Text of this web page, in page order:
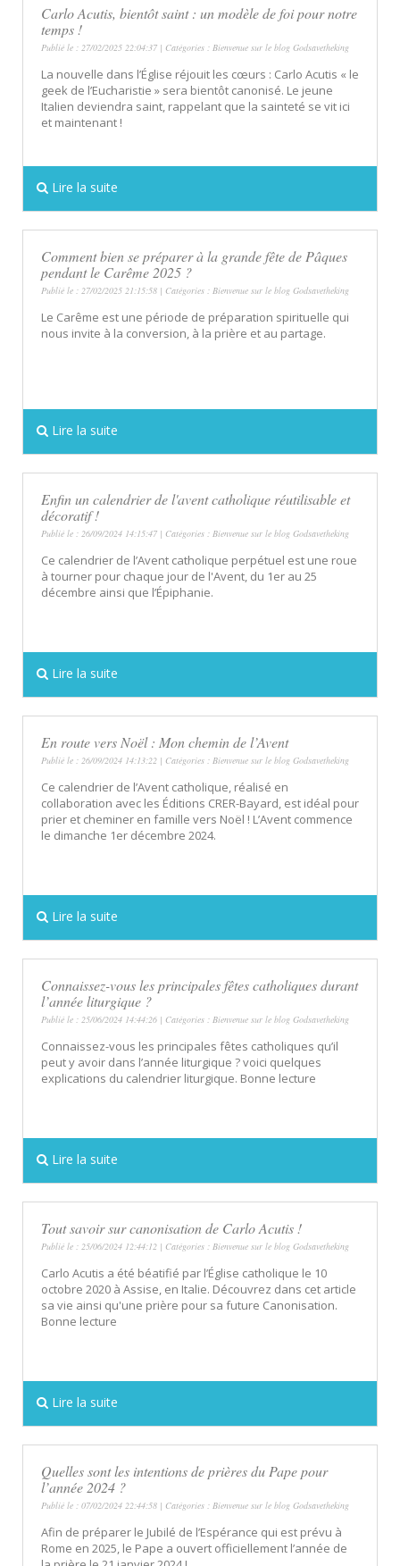
Carlo Acutis, bientôt saint : un modèle de foi pour notre
temps !
Publié le : 27/02/2025 22:04:37 | Catégories : Bienvenue sur le blog Godsavetheking
La nouvelle dans l’Église réjouit les cœurs : Carlo Acutis « le
geek de l’Eucharistie » sera bientôt canonisé. Le jeune
Italien deviendra saint, rappelant que la sainteté se vit ici
et maintenant !
Lire la suite
Comment bien se préparer à la grande fête de Pâques
pendant le Carême 2025 ?
Publié le : 27/02/2025 21:15:58 | Catégories : Bienvenue sur le blog Godsavetheking
Le Carême est une période de préparation spirituelle qui
nous invite à la conversion, à la prière et au partage.
Lire la suite
Enfin un calendrier de l'avent catholique réutilisable et
décoratif !
Publié le : 26/09/2024 14:15:47 | Catégories : Bienvenue sur le blog Godsavetheking
Ce calendrier de l’Avent catholique perpétuel est une roue
à tourner pour chaque jour de l'Avent, du 1er au 25
décembre ainsi que l’Épiphanie.
Lire la suite
En route vers Noël : Mon chemin de l’Avent
Publié le : 26/09/2024 14:13:22 | Catégories : Bienvenue sur le blog Godsavetheking
Ce calendrier de l’Avent catholique, réalisé en
collaboration avec les Éditions CRER-Bayard, est idéal pour
prier et cheminer en famille vers Noël ! L’Avent commence
le dimanche 1er décembre 2024.
Lire la suite
Connaissez-vous les principales fêtes catholiques durant
l’année liturgique ?
Publié le : 25/06/2024 14:44:26 | Catégories : Bienvenue sur le blog Godsavetheking
Connaissez-vous les principales fêtes catholiques qu’il
peut y avoir dans l’année liturgique ? voici quelques
explications du calendrier liturgique. Bonne lecture
Lire la suite
Tout savoir sur canonisation de Carlo Acutis !
Publié le : 25/06/2024 12:44:12 | Catégories : Bienvenue sur le blog Godsavetheking
Carlo Acutis a été béatifié par l’Église catholique le 10
octobre 2020 à Assise, en Italie. Découvrez dans cet article
sa vie ainsi qu'une prière pour sa future Canonisation.
Bonne lecture
Lire la suite
Quelles sont les intentions de prières du Pape pour
l’année 2024 ?
Publié le : 07/02/2024 22:44:58 | Catégories : Bienvenue sur le blog Godsavetheking
Afin de préparer le Jubilé de l’Espérance qui est prévu à
Rome en 2025, le Pape a ouvert officiellement l’année de